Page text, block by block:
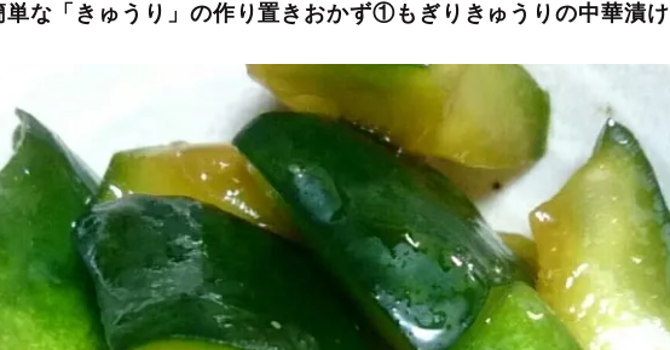
単な「きゅうり」の作り置きおかず①もぎりきゅうりの中華漬け